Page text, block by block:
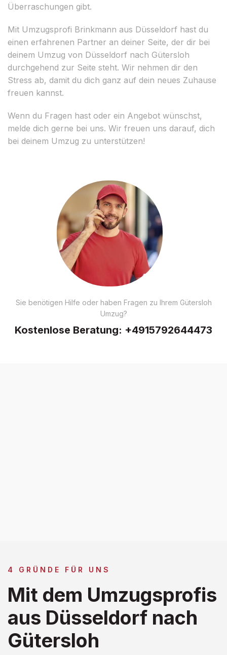
Überraschungen gibt.
Mit Umzugsprofi Brinkmann aus Düsseldorf hast du
einen erfahrenen Partner an deiner Seite, der dir bei
deinem Umzug von Düsseldorf nach Gütersloh
durchgehend zur Seite steht. Wir nehmen dir den
Stress ab, damit du dich ganz auf dein neues Zuhause
freuen kannst.
Wenn du Fragen hast oder ein Angebot wünschst,
melde dich gerne bei uns. Wir freuen uns darauf, dich
bei deinem Umzug zu unterstützen!
Sie benötigen Hilfe oder haben Fragen zu Ihrem Gütersloh
Umzug?
Kostenlose Beratung: +4915792644473
4 GRÜNDE FÜR UNS
Mit dem Umzugsprofis
aus Düsseldorf nach
Gütersloh